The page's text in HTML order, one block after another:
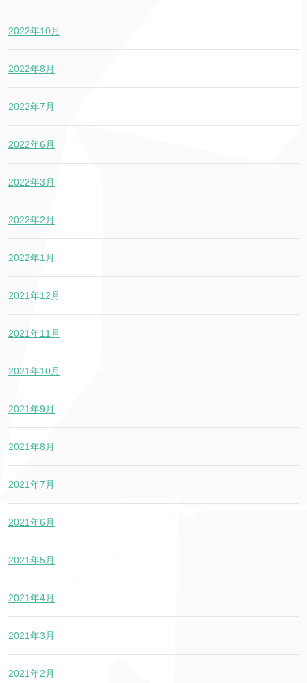
2022年10月
2022年8月
2022年7月
2022年6月
2022年3月
2022年2月
2022年1月
2021年12月
2021年11月
2021年10月
2021年9月
2021年8月
2021年7月
2021年6月
2021年5月
2021年4月
2021年3月
2021年2月